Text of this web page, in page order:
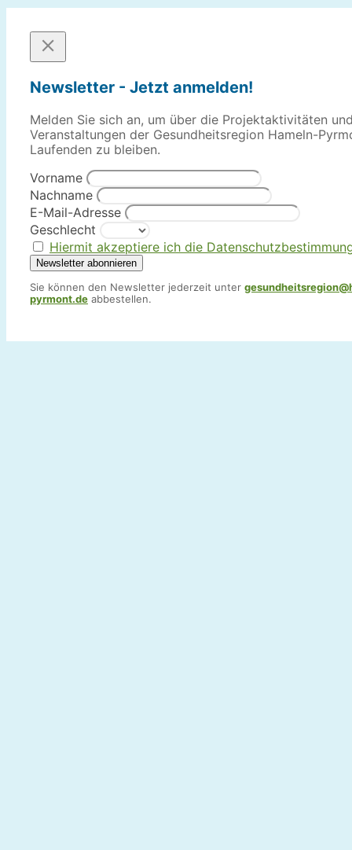
Newsletter - Jetzt anmelden!
Melden Sie sich an, um über die Projektaktivitäten
Veranstaltungen der Gesundheitsregion Hameln-
Laufenden zu bleiben.
Vorname
Nachname
E-Mail-Adresse
Geschlecht
Hiermit akzeptiere ich die
Sie können den Newsletter jederzeit unter
pyrmont.de abbestellen.